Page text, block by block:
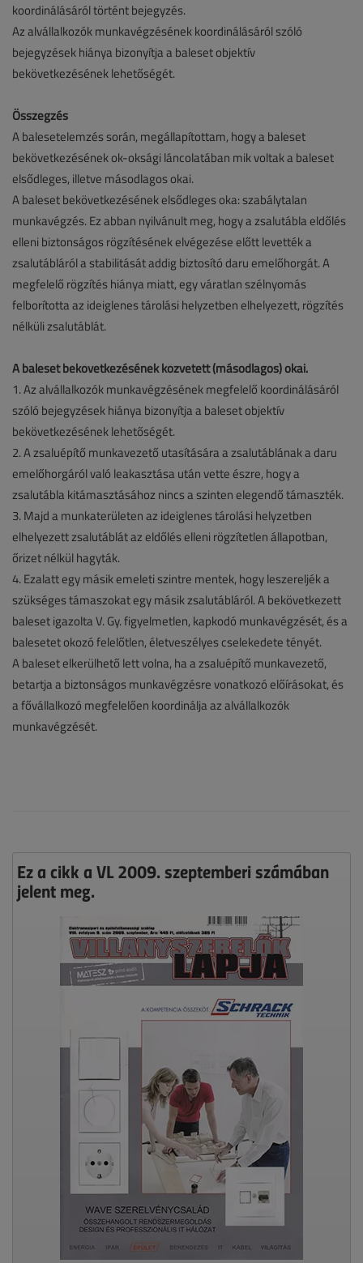
koordinálásáról történt bejegyzés.
Az alvállalkozók munkavégzésének koordinálásáról szóló
bejegyzések hiánya bizonyítja a baleset objektív
bekövetkezésének lehetőségét.
Összegzés
A balesetelemzés során, megállapítottam, hogy a baleset
bekövetkezésének ok-oksági láncolatában mik voltak a baleset
elsődleges, illetve másodlagos okai.
A baleset bekövetkezésének elsődleges oka: szabálytalan
munkavégzés. Ez abban nyilvánult meg, hogy a zsalutábla eldőlés
elleni biztonságos rögzítésének elvégezése előtt levették a
zsalutábláról a stabilitását addig biztosító daru emelőhorgát. A
megfelelő rögzítés hiánya miatt, egy váratlan szélnyomás
felborította az ideiglenes tárolási helyzetben elhelyezett, rögzítés
nélküli zsalutáblát.
A baleset bekövetkezésének közvetett (másodlagos) okai.
1. Az alvállalkozók munkavégzésének megfelelő koordinálásáról
szóló bejegyzések hiánya bizonyítja a baleset objektív
bekövetkezésének lehetőségét.
2. A zsaluépítő munkavezető utasítására a zsalutáblának a daru
emelőhorgáról való leakasztása után vette észre, hogy a
zsalutábla kitámasztásához nincs a szinten elegendő támaszték.
3. Majd a munkaterületen az ideiglenes tárolási helyzetben
elhelyezett zsalutáblát az eldőlés elleni rögzítetlen állapotban,
őrizet nélkül hagyták.
4. Ezalatt egy másik emeleti szintre mentek, hogy leszereljék a
szükséges támaszokat egy másik zsalutábláról. A bekövetkezett
baleset igazolta V. Gy. figyelmetlen, kapkodó munkavégzését, és a
balesetet okozó felelőtlen, életveszélyes cselekedete tényét.
A baleset elkerülhető lett volna, ha a zsaluépítő munkavezető,
betartja a biztonságos munkavégzésre vonatkozó előírásokat, és
a fővállalkozó megfelelően koordinálja az alvállalkozók
munkavégzését.
Ez a cikk a VL 2009. szeptemberi számában
jelent meg.